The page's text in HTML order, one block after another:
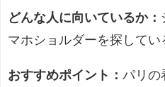
どんな人に向いているか：
マホショルダーを探してい
おすすめポイント： パリの